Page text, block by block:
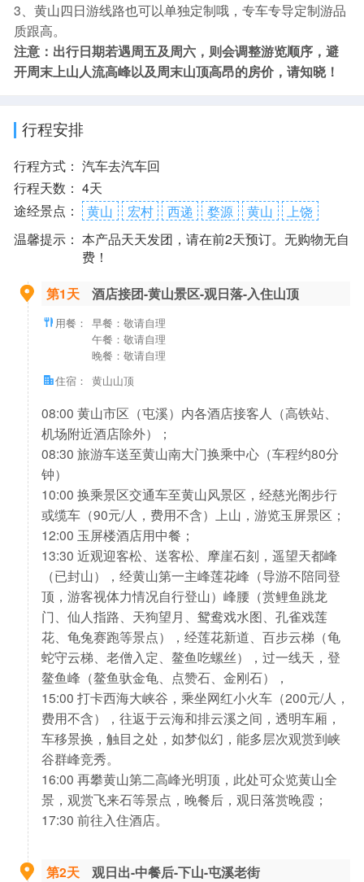
3、黄山四日游线路也可以单独定制哦，专车专导定制游品
质跟高。
注意：出行日期若遇周五及周六，则会调整游览顺序，避
开周末上山人流高峰以及周末山顶高昂的房价，请知晓！
行程安排
行程方式： 汽车去汽车回
行程天数： 4天
途经景点：
黄山 宏村 西递 婺源 黄山
上饶
温馨提示： 本产品天天发团，请在前2天预订。无购物无自
费！
第1天 酒店接团-黄山景区-观日落-入住山顶
用餐： 早餐：敬请自理
午餐：敬请自理
晚餐：敬请自理
住宿： 黄山山顶
08:00 黄山市区（屯溪）内各酒店接客人（高铁站、
机场附近酒店除外）；
08:30 旅游车送至黄山南大门换乘中心（车程约80分
钟）
10:00 换乘景区交通车至黄山风景区，经慈光阁步行
或缆车（90元/人，费用不含）上山，游览玉屏景区；
12:00 玉屏楼酒店用中餐；
13:30 近观迎客松、送客松、摩崖石刻，遥望天都峰
（已封山），经黄山第一主峰莲花峰（导游不陪同登
顶，游客视体力情况自行登山）峰腰（赏鲤鱼跳龙
门、仙人指路、天狗望月、鸳鸯戏水图、孔雀戏莲
花、龟兔赛跑等景点），经莲花新道、百步云梯（龟
蛇守云梯、老僧入定、鳌鱼吃螺丝），过一线天，登
鳌鱼峰（鳌鱼驮金龟、点赞石、金刚石），
15:00 打卡西海大峡谷，乘坐网红小火车（200元/人，
费用不含），往返于云海和排云溪之间，透明车厢，
车移景换，触目之处，如梦似幻，能多层次观赏到峡
谷群峰竞秀。
16:00 再攀黄山第二高峰光明顶，此处可众览黄山全
景，观赏飞来石等景点，晚餐后，观日落赏晚霞；
17:30 前往入住酒店。
第2天 观日出-中餐后-下山-屯溪老街